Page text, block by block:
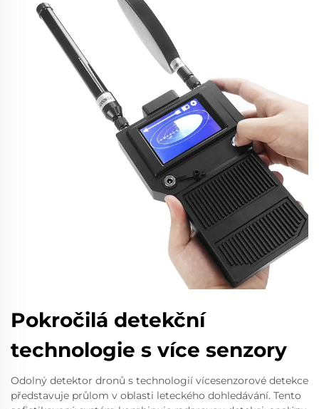
Pokročilá detekční
technologie s více senzory
Odolný detektor dronů s technologií vícesenzorové detekce
představuje průlom v oblasti leteckého dohledávání. Tento